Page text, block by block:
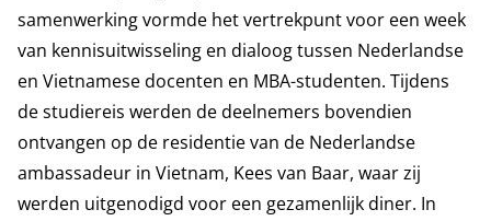
samenwerking vormde het vertrekpunt voor een week
van kennisuitwisseling en dialoog tussen Nederlandse
en Vietnamese docenten en MBA-studenten. Tijdens
de studiereis werden de deelnemers bovendien
ontvangen op de residentie van de Nederlandse
ambassadeur in Vietnam, Kees van Baar, waar zij
werden uitgenodigd voor een gezamenlijk diner. In